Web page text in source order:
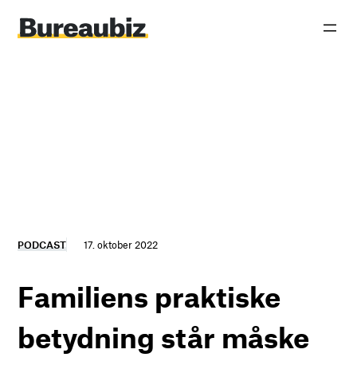
indhold
PODCAST 17. oktober 2022
Familiens praktiske
betydning står måske